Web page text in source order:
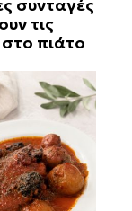
συνταγές
τις
πιάτο